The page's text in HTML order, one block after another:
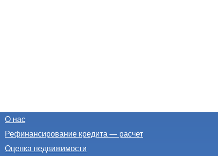
О нас
Рефинансирование кредита — расчет
Оценка недвижимости